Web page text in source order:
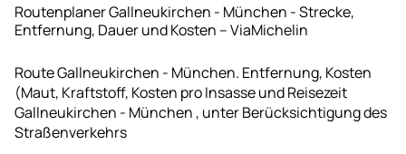
Routenplaner Gallneukirchen - München - Strecke,
Entfernung, Dauer und Kosten – ViaMichelin
Route Gallneukirchen - München. Entfernung, Kosten
(Maut, Kraftstoff, Kosten pro Insasse und Reisezeit
Gallneukirchen - München , unter Berücksichtigung des
Straßenverkehrs